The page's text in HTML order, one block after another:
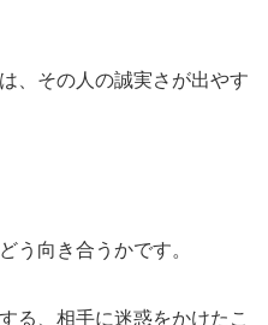
、その人の誠実さが出やす
う向き合うかです。
る、相手に迷惑をかけたこ